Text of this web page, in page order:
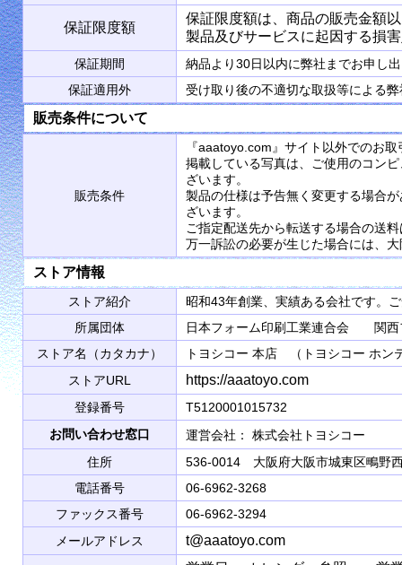
保証限度額
保証限度額は、商品の販売金額
製品及びサービスに起因する損
保証期間
納品より30日以内に弊社までお申し
保証適用外
受け取り後の不適切な取扱等による
販売条件について
販売条件
『aaatoyo.com』サイト以外でのお
掲載している写真は、ご使用のコン
ざいます。
製品の仕様は予告無く変更する場合
ざいます。
ご指定配送先から転送する場合の送
万一訴訟の必要が生じた場合には、
ストア情報
ストア紹介
昭和43年創業、実績ある会社です。
所属団体
日本フォーム印刷工業連合会 関
ストア名（カタカナ）
トヨシコー 本店 （トヨシコー ホン
ストアURL
https://aaatoyo.com
登録番号
T5120001015732
お問い合わせ窓口
運営会社： 株式会社トヨシコ
住所
536-0014 大阪府大阪市城東区鴫野
電話番号
06-6962-3268
ファックス番号
06-6962-3294
メールアドレス
t@aaatoyo.com